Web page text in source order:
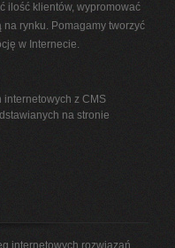
ilość klientów, wypromować
rynku. Pomagamy tworzyć
w Internecie.
z CMS
na stronie
internetowych rozwiązań